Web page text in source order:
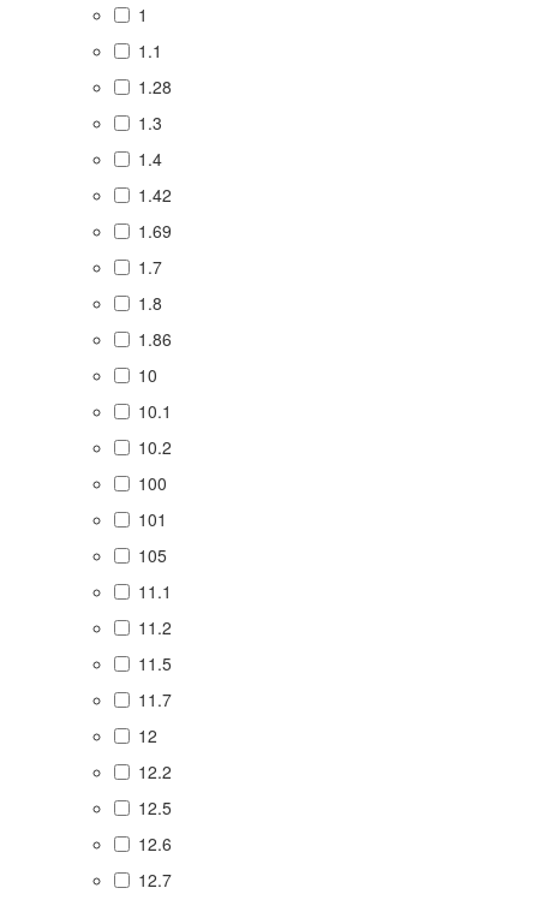
1
1.1
1.28
1.3
1.4
1.42
1.69
1.7
1.8
1.86
10
10.1
10.2
100
101
105
11.1
11.2
11.5
11.7
12
12.2
12.5
12.6
12.7